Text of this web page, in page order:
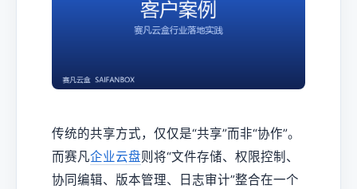
传统的共享方式，仅仅是“共享”而非“协作”。
而赛凡企业云盘则将“文件存储、权限控制、
协同编辑、版本管理、日志审计”整合在一个